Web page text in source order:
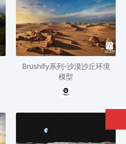
Brushify系列-沙漠沙丘环境
模型